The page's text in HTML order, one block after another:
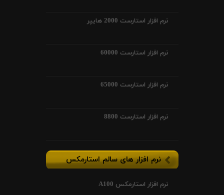
نرم افزار استارست 2000 هایپر
نرم افزار استارست 60000
نرم افزار استارست 65000
نرم افزار استارست 8800
نرم افزار های سالم استارمکس
نرم افزار استارمکس A100